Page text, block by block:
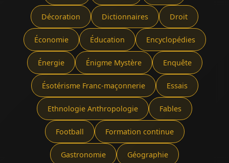
Décoration Dictionnaires Droit
Économie Éducation Encyclopédies
Énergie Énigme Mystère Enquête
Ésotérisme Franc-maçonnerie Essais
Ethnologie Anthropologie Fables
Football Formation continue
Gastronomie Géographie